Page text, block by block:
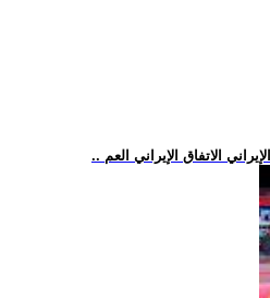
الاتفاق الإيراني العم